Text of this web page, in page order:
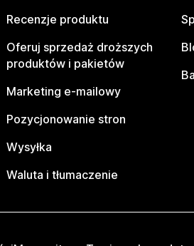
Recenzje produktu
Oferuj sprzedaż droższych
produktów i pakietów
Marketing e-mailowy
Pozycjonowanie stron
Wysyłka
Waluta i tłumaczenie